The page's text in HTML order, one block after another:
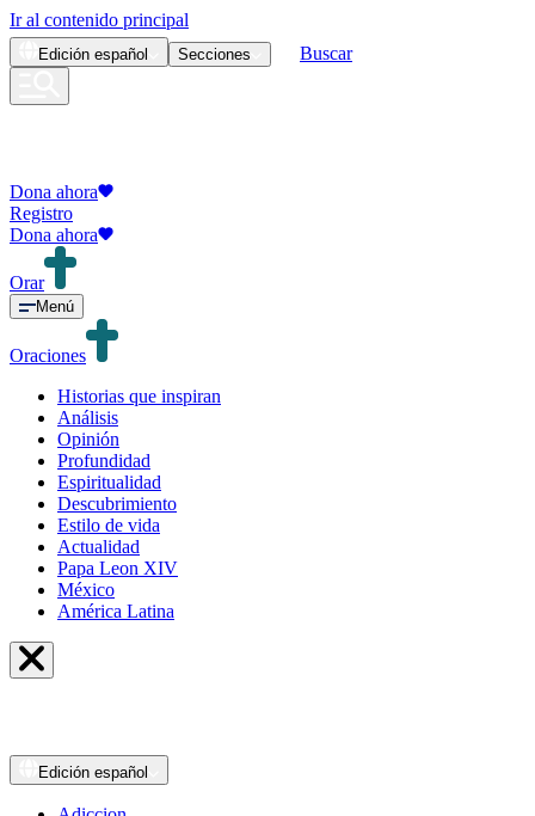
Ir al contenido principal
Edición español Secciones Buscar
Dona ahora
Registro
Dona ahora
Orar
Menú
Oraciones
Historias que inspiran
Análisis
Opinión
Profundidad
Espiritualidad
Descubrimiento
Estilo de vida
Actualidad
Papa Leon XIV
México
América Latina
Edición español